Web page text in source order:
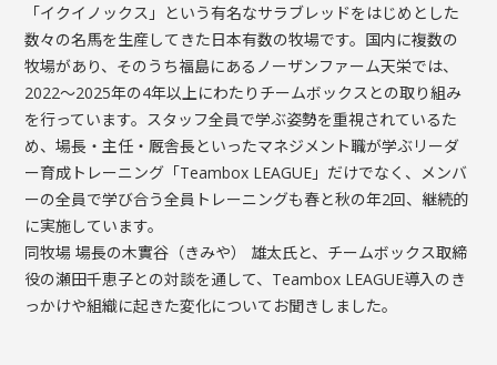
「イクイノックス」という有名なサラブレッドをはじめとした
数々の名馬を生産してきた日本有数の牧場です。国内に複数の
牧場があり、そのうち福島にあるノーザンファーム天栄では、
2022～2025年の4年以上にわたりチームボックスとの取り組み
を行っています。スタッフ全員で学ぶ姿勢を重視されているた
め、場長・主任・厩舎長といったマネジメント職が学ぶリーダ
ー育成トレーニング「Teambox LEAGUE」だけでなく、メンバ
ーの全員で学び合う全員トレーニングも春と秋の年2回、継続的
に実施しています。
同牧場 場長の木實谷（きみや） 雄太氏と、チームボックス取締
役の瀬田千恵子との対談を通して、Teambox LEAGUE導入のき
っかけや組織に起きた変化についてお聞きしました。